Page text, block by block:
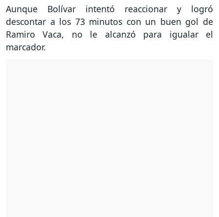
Aunque Bolívar intentó reaccionar y logró
descontar a los 73 minutos con un buen gol de
Ramiro Vaca, no le alcanzó para igualar el
marcador.